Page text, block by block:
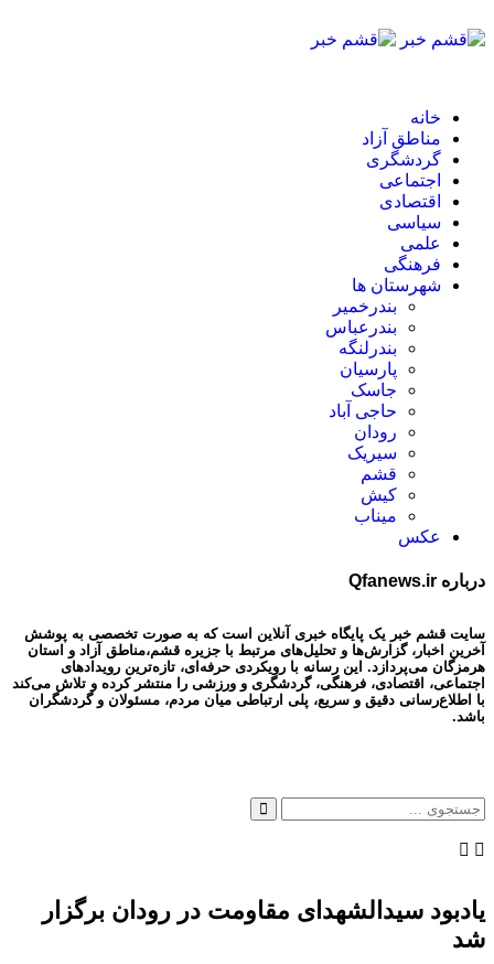
خانه
مناطق آزاد
گردشگری
اجتماعی
اقتصادی
سیاسی
علمی
فرهنگی
شهرستان ها
بندرخمیر
بندرعباس
بندرلنگه
پارسیان
جاسک
حاجی آباد
رودان
سیریک
قشم
کیش
میناب
عکس
درباره Qfanews.ir
سایت قشم خبر یک پایگاه خبری آنلاین است که به صورت تخصصی به پوشش
آخرین اخبار، گزارش‌ها و تحلیل‌های مرتبط با جزیره قشم،مناطق آزاد و استان
هرمزگان می‌پردازد. این رسانه با رویکردی حرفه‌ای، تازه‌ترین رویدادهای
اجتماعی، اقتصادی، فرهنگی، گردشگری و ورزشی را منتشر کرده و تلاش می‌کند
با اطلاع‌رسانی دقیق و سریع، پلی ارتباطی میان مردم، مسئولان و گردشگران
باشد.
یادبود سیدالشهدای مقاومت در رودان برگزار
شد